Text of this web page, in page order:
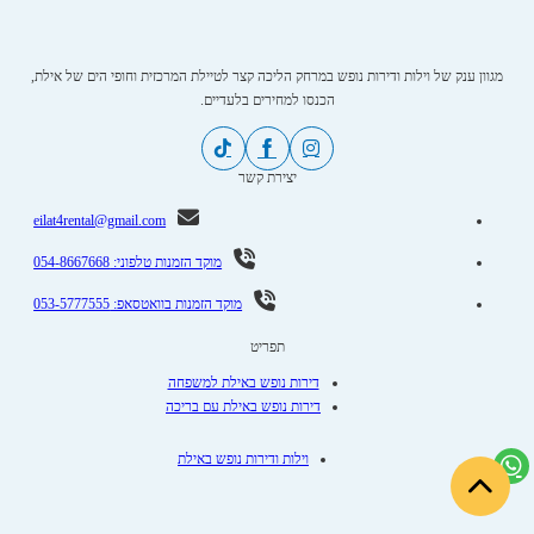
מגוון ענק של וילות ודירות נופש במרחק הליכה קצר לטיילת המרכזית וחופי הים של אילת,
הכנסו למחירים בלעדיים.
תפריט
דירות נופש באילת למשפחה
דירות נופש באילת עם בריכה
וילות ודירות נופש באילת
יצירת קשר
eilat4rental@gmail.com
מוקד הזמנות טלפוני: 054-8667668
מוקד הזמנות בוואטסאפ: 053-5777555